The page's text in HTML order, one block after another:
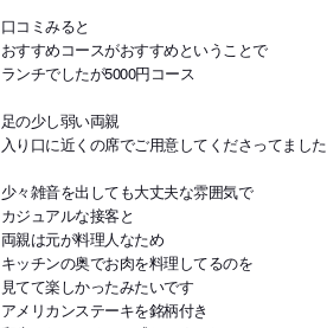
口コミみると
おすすめコースがおすすめということで
ランチでしたが5000円コース
足の少し弱い両親
入り口に近くの席でご用意してくださってました
少々雑音を出しても大丈夫な雰囲気で
カジュアルな接客と
両親は元が料理人なため
キッチンの奥でお肉を料理してるのを
見てて楽しかったみたいです
アメリカンステーキを銘柄付き